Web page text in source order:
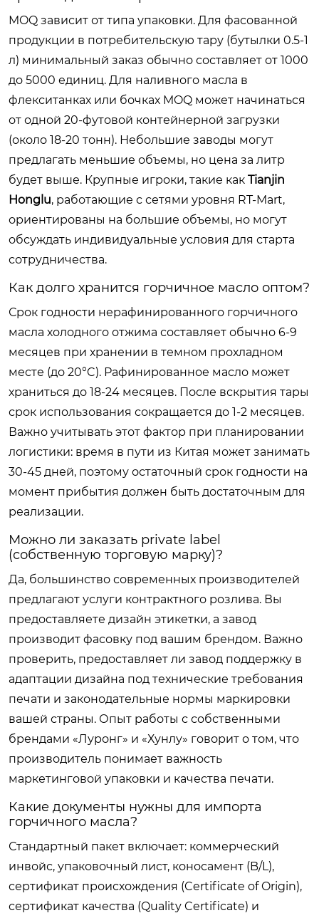
MOQ зависит от типа упаковки. Для фасованной
продукции в потребительскую тару (бутылки 0.5-1
л) минимальный заказ обычно составляет от 1000
до 5000 единиц. Для наливного масла в
флекситанках или бочках MOQ может начинаться
от одной 20-футовой контейнерной загрузки
(около 18-20 тонн). Небольшие заводы могут
предлагать меньшие объемы, но цена за литр
будет выше. Крупные игроки, такие как Tianjin
Honglu, работающие с сетями уровня RT-Mart,
ориентированы на большие объемы, но могут
обсуждать индивидуальные условия для старта
сотрудничества.
Как долго хранится горчичное масло оптом?
Срок годности нерафинированного горчичного
масла холодного отжима составляет обычно 6-9
месяцев при хранении в темном прохладном
месте (до 20°C). Рафинированное масло может
храниться до 18-24 месяцев. После вскрытия тары
срок использования сокращается до 1-2 месяцев.
Важно учитывать этот фактор при планировании
логистики: время в пути из Китая может занимать
30-45 дней, поэтому остаточный срок годности на
момент прибытия должен быть достаточным для
реализации.
Можно ли заказать private label
(собственную торговую марку)?
Да, большинство современных производителей
предлагают услуги контрактного розлива. Вы
предоставляете дизайн этикетки, а завод
производит фасовку под вашим брендом. Важно
проверить, предоставляет ли завод поддержку в
адаптации дизайна под технические требования
печати и законодательные нормы маркировки
вашей страны. Опыт работы с собственными
брендами «Луронг» и «Хунлу» говорит о том, что
производитель понимает важность
маркетинговой упаковки и качества печати.
Какие документы нужны для импорта
горчичного масла?
Стандартный пакет включает: коммерческий
инвойс, упаковочный лист, коносамент (B/L),
сертификат происхождения (Certificate of Origin),
сертификат качества (Quality Certificate) и